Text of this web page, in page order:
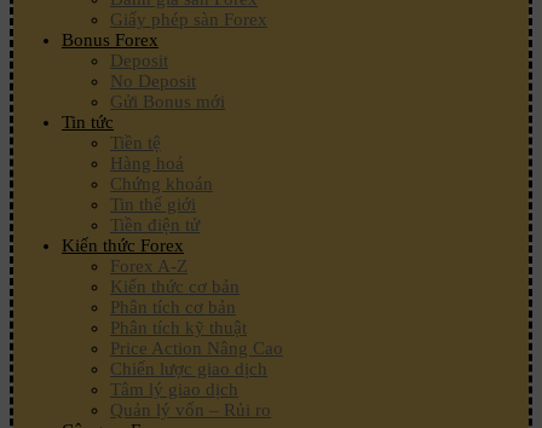
Giấy phép sàn Forex
Bonus Forex
Deposit
No Deposit
Gửi Bonus mới
Tin tức
Tiền tệ
Hàng hoá
Chứng khoán
Tin thế giới
Tiền điện tử
Kiến thức Forex
Forex A-Z
Kiến thức cơ bản
Phân tích cơ bản
Phân tích kỹ thuật
Price Action Nâng Cao
Chiến lược giao dịch
Tâm lý giao dịch
Quản lý vốn – Rủi ro